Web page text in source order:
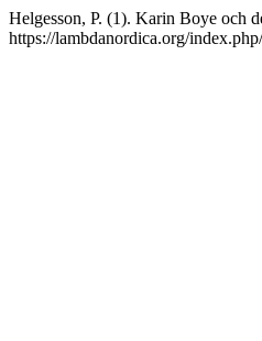
Helgesson, P. (1). Karin Boye och
https://lambdanordica.org/